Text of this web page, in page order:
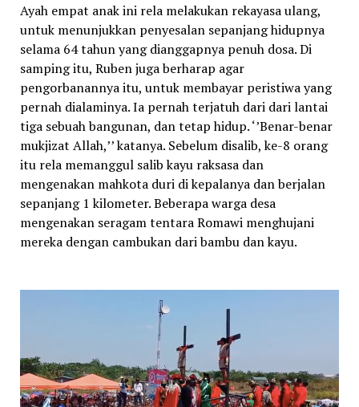
Ayah empat anak ini rela melakukan rekayasa ulang,
untuk menunjukkan penyesalan sepanjang hidupnya
selama 64 tahun yang dianggapnya penuh dosa. Di
samping itu, Ruben juga berharap agar
pengorbanannya itu, untuk membayar peristiwa yang
pernah dialaminya. Ia pernah terjatuh dari dari lantai
tiga sebuah bangunan, dan tetap hidup. ‘’Benar-benar
mukjizat Allah,’’ katanya. Sebelum disalib, ke-8 orang
itu rela memanggul salib kayu raksasa dan
mengenakan mahkota duri di kepalanya dan berjalan
sepanjang 1 kilometer. Beberapa warga desa
mengenakan seragam tentara Romawi menghujani
mereka dengan cambukan dari bambu dan kayu.